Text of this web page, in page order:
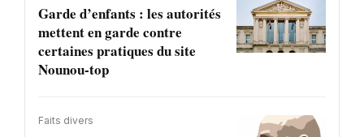
Garde d’enfants : les autorités
mettent en garde contre
certaines pratiques du site
Nounou-top
Faits divers